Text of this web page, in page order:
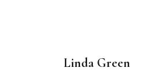
Linda Green